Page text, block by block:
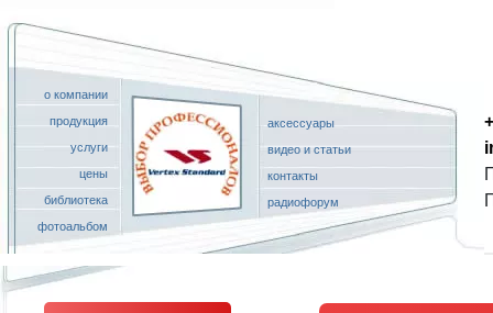
о компании
продукция
услуги
цены
библиотека
фотоальбом
аксессуары
видео и статьи
контакты
радиофорум